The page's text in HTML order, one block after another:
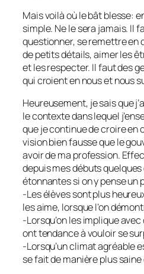
Mais voilà où le bât blesse:
simple. Ne le sera jamais. Il
questionner, se remettre en
de petits détails, aimer les
et les respecter. Il faut des
qui croient en nous et nous
Heureusement, je sais que
le contexte dans lequel
que je continue de croire en
vision bien fausse que le
avoir de ma profession.
depuis mes débuts
étonnantes si on y pense un
-Les élèves sont plus
les aime, lorsque l’on
-Lorsqu’on les implique
ont tendance à vouloir se
-Lorsqu’un climat agréable
se fait de manière plus